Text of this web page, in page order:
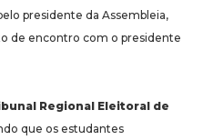
presidente da Assembleia,
de encontro com o presidente
Regional Eleitoral de
que os estudantes